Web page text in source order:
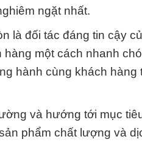
ngặt nhất.
là đối tác đáng tin cậy
một cách nhanh
hành cùng khách
và hướng tới mục
phẩm chất lượng và